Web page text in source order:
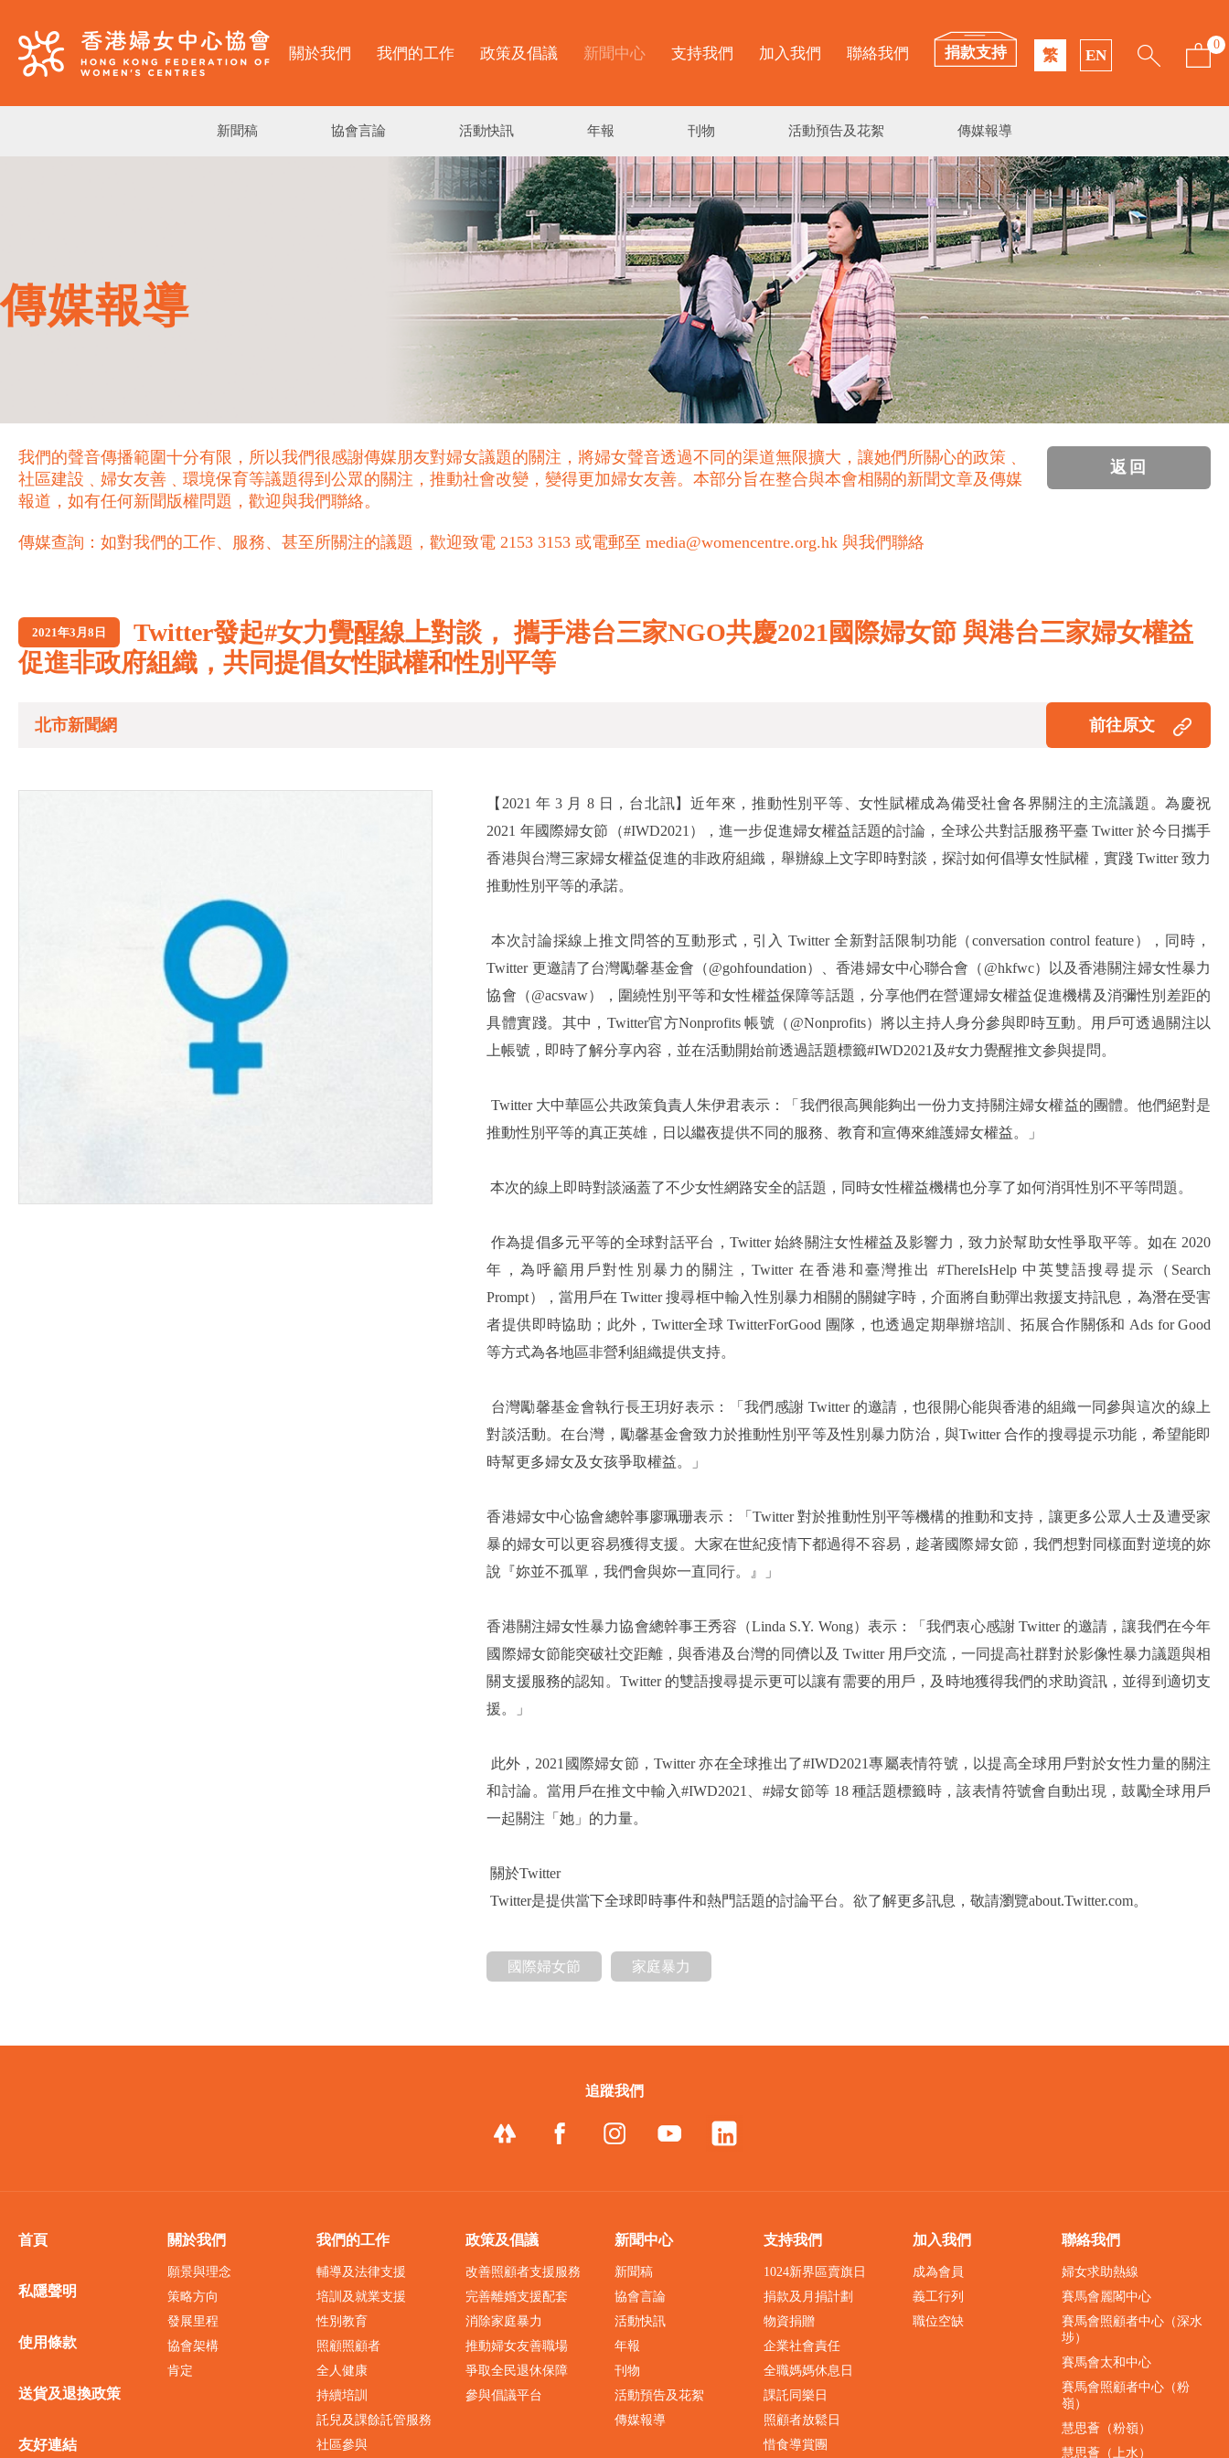
關於我們 我們的工作 政策及倡議 新聞中心 支持我們 加入我們 聯絡我們 捐款支持 繁 EN
0
新聞稿 協會言論 活動快訊 年報 刊物 活動預告及花絮 傳媒報導
傳媒報導
我們的聲音傳播範圍十分有限，所以我們很感謝傳媒朋友對婦女議題的關注，將婦女聲音透過不同的渠道無限擴大，讓她們所關心的政策﹑
社區建設﹑婦女友善﹑環境保育等議題得到公眾的關注，推動社會改變，變得更加婦女友善。本部分旨在整合與本會相關的新聞文章及傳媒
報道，如有任何新聞版權問題，歡迎與我們聯絡。
傳媒查詢：如對我們的工作、服務、甚至所關注的議題，歡迎致電 2153 3153 或電郵至 media@womencentre.org.hk 與我們聯絡
返回
2021年3月8日
Twitter發起#女力覺醒線上對談， 攜手港台三家NGO共慶2021國際婦女節 與港台三家婦女權益
促進非政府組織，共同提倡女性賦權和性別平等
北市新聞網 前往原文
【2021 年 3 月 8 日，台北訊】近年來，推動性別平等、女性賦權成為備受社會各界關注的主流議題。為慶祝
2021 年國際婦女節（#IWD2021），進一步促進婦女權益話題的討論，全球公共對話服務平臺 Twitter 於今日攜手
香港與台灣三家婦女權益促進的非政府組織，舉辦線上文字即時對談，探討如何倡導女性賦權，實踐 Twitter 致力
推動性別平等的承諾。
本次討論採線上推文問答的互動形式，引入 Twitter 全新對話限制功能（conversation control feature），同時，
Twitter 更邀請了台灣勵馨基金會（@gohfoundation）、香港婦女中心聯合會（@hkfwc）以及香港關注婦女性暴力
協會（@acsvaw），圍繞性別平等和女性權益保障等話題，分享他們在營運婦女權益促進機構及消彌性別差距的
具體實踐。其中，Twitter官方Nonprofits 帳號（@Nonprofits）將以主持人身分參與即時互動。用戶可透過關注以
上帳號，即時了解分享內容，並在活動開始前透過話題標籤#IWD2021及#女力覺醒推文参與提問。
Twitter 大中華區公共政策負責人朱伊君表示：「我們很高興能夠出一份力支持關注婦女權益的團體。他們絕對是
推動性別平等的真正英雄，日以繼夜提供不同的服務、教育和宣傳來維護婦女權益。」
本次的線上即時對談涵蓋了不少女性網路安全的話題，同時女性權益機構也分享了如何消弭性別不平等問題。
作為提倡多元平等的全球對話平台，Twitter 始終關注女性權益及影響力，致力於幫助女性爭取平等。如在 2020
年，為呼籲用戶對性別暴力的關注，Twitter 在香港和臺灣推出 #ThereIsHelp 中英雙語搜尋提示（Search
Prompt），當用戶在 Twitter 搜尋框中輸入性別暴力相關的關鍵字時，介面將自動彈出救援支持訊息，為潛在受害
者提供即時協助；此外，Twitter全球 TwitterForGood 團隊，也透過定期舉辦培訓、拓展合作關係和 Ads for Good
等方式為各地區非營利組織提供支持。
台灣勵馨基金會執行長王玥好表示：「我們感謝 Twitter 的邀請，也很開心能與香港的組織一同參與這次的線上
對談活動。在台灣，勵馨基金會致力於推動性別平等及性別暴力防治，與Twitter 合作的搜尋提示功能，希望能即
時幫更多婦女及女孩爭取權益。」
香港婦女中心協會總幹事廖珮珊表示：「Twitter 對於推動性別平等機構的推動和支持，讓更多公眾人士及遭受家
暴的婦女可以更容易獲得支援。大家在世紀疫情下都過得不容易，趁著國際婦女節，我們想對同樣面對逆境的妳
說『妳並不孤單，我們會與妳一直同行。』」
香港關注婦女性暴力協會總幹事王秀容（Linda S.Y. Wong）表示：「我們衷心感謝 Twitter 的邀請，讓我們在今年
國際婦女節能突破社交距離，與香港及台灣的同儕以及 Twitter 用戶交流，一同提高社群對於影像性暴力議題與相
關支援服務的認知。Twitter 的雙語搜尋提示更可以讓有需要的用戶，及時地獲得我們的求助資訊，並得到適切支
援。」
此外，2021國際婦女節，Twitter 亦在全球推出了#IWD2021專屬表情符號，以提高全球用戶對於女性力量的關注
和討論。當用戶在推文中輸入#IWD2021、#婦女節等 18 種話題標籤時，該表情符號會自動出現，鼓勵全球用戶
一起關注「她」的力量。
關於Twitter
Twitter是提供當下全球即時事件和熱門話題的討論平台。欲了解更多訊息，敬請瀏覽about.Twitter.com。
國際婦女節 家庭暴力
追蹤我們
首頁
私隱聲明
使用條款
送貨及退換政策
友好連結
關於我們
願景與理念
策略方向
發展里程
協會架構
肯定
我們的工作
輔導及法律支援
培訓及就業支援
性別教育
照顧照顧者
全人健康
持續培訓
託兒及課餘託管服務
社區參與
政策及倡議
改善照顧者支援服務
完善離婚支援配套
消除家庭暴力
推動婦女友善職場
爭取全民退休保障
參與倡議平台
新聞中心
新聞稿
協會言論
活動快訊
年報
刊物
活動預告及花絮
傳媒報導
支持我們
1024新界區賣旗日
捐款及月捐計劃
物資捐贈
企業社會責任
全職媽媽休息日
課託同樂日
照顧者放鬆日
惜食導賞團
加入我們
成為會員
義工行列
職位空缺
聯絡我們
婦女求助熱線
賽馬會麗閣中心
賽馬會照顧者中心（深水
埗）
賽馬會太和中心
賽馬會照顧者中心（粉
嶺）
慧思薈（粉嶺）
慧思薈（上水）